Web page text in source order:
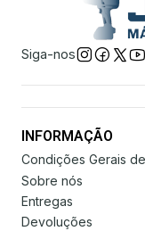
Siga-nos
INFORMAÇÃO
Condições Gerais
Sobre nós
Entregas
Devoluções